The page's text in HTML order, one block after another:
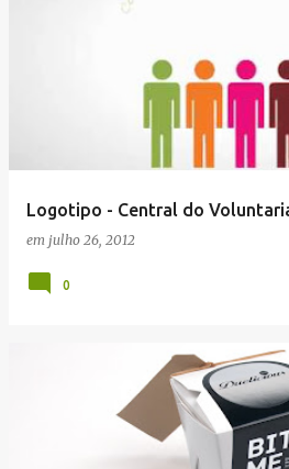
Logotipo - Central do
em julho 26, 2012
0